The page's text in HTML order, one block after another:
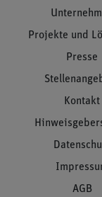
Projekte und
Presse
Kontakt
AGB